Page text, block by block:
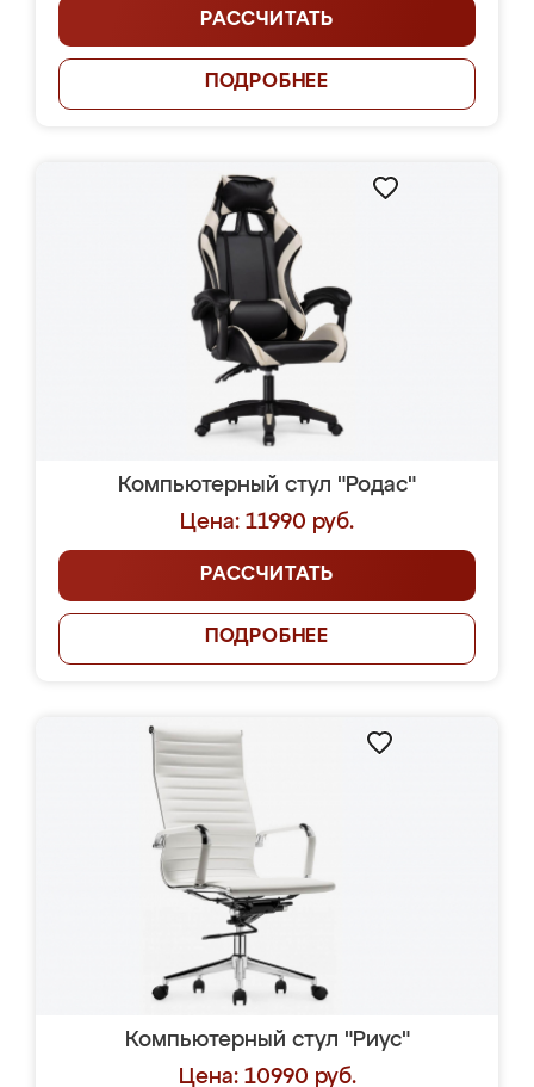
РАССЧИТАТЬ
ПОДРОБНЕЕ
Компьютерный стул "Родас"
Цена: 11990 руб.
РАССЧИТАТЬ
ПОДРОБНЕЕ
Компьютерный стул "Риус"
Цена: 10990 руб.